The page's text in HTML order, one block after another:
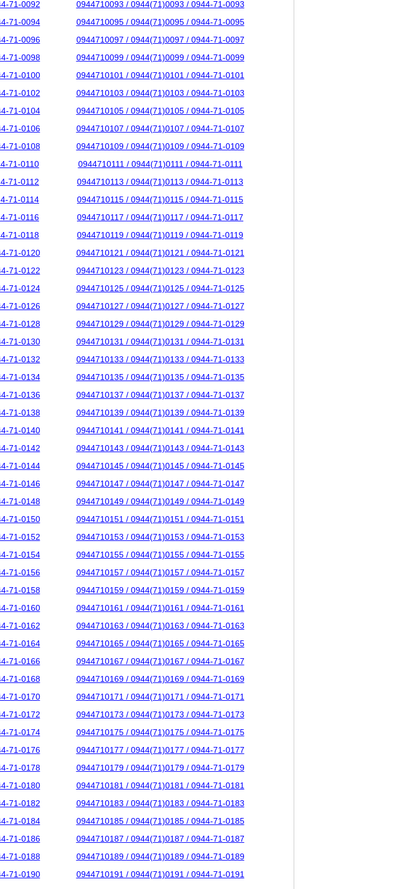
71-0092
0944710093 / 0944(71)0093 / 0944-71-0093
71-0094
0944710095 / 0944(71)0095 / 0944-71-0095
71-0096
0944710097 / 0944(71)0097 / 0944-71-0097
71-0098
0944710099 / 0944(71)0099 / 0944-71-0099
71-0100
0944710101 / 0944(71)0101 / 0944-71-0101
71-0102
0944710103 / 0944(71)0103 / 0944-71-0103
71-0104
0944710105 / 0944(71)0105 / 0944-71-0105
71-0106
0944710107 / 0944(71)0107 / 0944-71-0107
71-0108
0944710109 / 0944(71)0109 / 0944-71-0109
71-0110
0944710111 / 0944(71)0111 / 0944-71-0111
71-0112
0944710113 / 0944(71)0113 / 0944-71-0113
71-0114
0944710115 / 0944(71)0115 / 0944-71-0115
71-0116
0944710117 / 0944(71)0117 / 0944-71-0117
71-0118
0944710119 / 0944(71)0119 / 0944-71-0119
71-0120
0944710121 / 0944(71)0121 / 0944-71-0121
71-0122
0944710123 / 0944(71)0123 / 0944-71-0123
71-0124
0944710125 / 0944(71)0125 / 0944-71-0125
71-0126
0944710127 / 0944(71)0127 / 0944-71-0127
71-0128
0944710129 / 0944(71)0129 / 0944-71-0129
71-0130
0944710131 / 0944(71)0131 / 0944-71-0131
71-0132
0944710133 / 0944(71)0133 / 0944-71-0133
71-0134
0944710135 / 0944(71)0135 / 0944-71-0135
71-0136
0944710137 / 0944(71)0137 / 0944-71-0137
71-0138
0944710139 / 0944(71)0139 / 0944-71-0139
71-0140
0944710141 / 0944(71)0141 / 0944-71-0141
71-0142
0944710143 / 0944(71)0143 / 0944-71-0143
71-0144
0944710145 / 0944(71)0145 / 0944-71-0145
71-0146
0944710147 / 0944(71)0147 / 0944-71-0147
71-0148
0944710149 / 0944(71)0149 / 0944-71-0149
71-0150
0944710151 / 0944(71)0151 / 0944-71-0151
71-0152
0944710153 / 0944(71)0153 / 0944-71-0153
71-0154
0944710155 / 0944(71)0155 / 0944-71-0155
71-0156
0944710157 / 0944(71)0157 / 0944-71-0157
71-0158
0944710159 / 0944(71)0159 / 0944-71-0159
71-0160
0944710161 / 0944(71)0161 / 0944-71-0161
71-0162
0944710163 / 0944(71)0163 / 0944-71-0163
71-0164
0944710165 / 0944(71)0165 / 0944-71-0165
71-0166
0944710167 / 0944(71)0167 / 0944-71-0167
71-0168
0944710169 / 0944(71)0169 / 0944-71-0169
71-0170
0944710171 / 0944(71)0171 / 0944-71-0171
71-0172
0944710173 / 0944(71)0173 / 0944-71-0173
71-0174
0944710175 / 0944(71)0175 / 0944-71-0175
71-0176
0944710177 / 0944(71)0177 / 0944-71-0177
71-0178
0944710179 / 0944(71)0179 / 0944-71-0179
71-0180
0944710181 / 0944(71)0181 / 0944-71-0181
71-0182
0944710183 / 0944(71)0183 / 0944-71-0183
71-0184
0944710185 / 0944(71)0185 / 0944-71-0185
71-0186
0944710187 / 0944(71)0187 / 0944-71-0187
71-0188
0944710189 / 0944(71)0189 / 0944-71-0189
71-0190
0944710191 / 0944(71)0191 / 0944-71-0191